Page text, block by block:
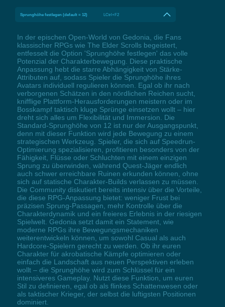
Sprunghöhe festlegen (default = 12) LCtrl+F2
In der epischen Open-World von Gedonia, die Fans
klassischer RPGs wie The Elder Scrolls begeistert,
entfesselt die Option 'Sprunghöhe festlegen' das volle
Potenzial der Charakterbewegung. Diese praktische
Anpassung hebt die starre Abhängigkeit von Stärke-
Attributen auf, sodass Spieler die Sprunghöhe ihres
Avatars individuell regulieren können. Egal ob ihr nach
verborgenen Schätzen in den nördlichen Reichen sucht,
knifflige Plattform-Herausforderungen meistern oder im
Bosskampf taktisch kluge Sprünge einsetzen wollt – hier
dreht sich alles um Flexibilität und Immersion. Die
Standard-Sprunghöhe von 12 ist nur der Ausgangspunkt,
denn mit dieser Funktion wird jede Bewegung zu einem
strategischen Werkzeug. Spieler, die sich auf Speedrun-
Optimierung spezialisieren, profitieren besonders von der
Fähigkeit, Flüsse oder Schluchten mit einem einzigen
Sprung zu überwinden, während Quest-Jäger endlich
auch schwer erreichbare Ruinen erkunden können, ohne
sich auf statische Charakter-Builds verlassen zu müssen.
Die Community diskutiert bereits intensiv über die Vorteile,
die diese RPG-Anpassung bietet: weniger Frust bei
präzisen Sprung-Passagen, mehr Kontrolle über die
Charakterdynamik und ein freieres Erlebnis in der riesigen
Spielwelt. Gedonia setzt damit ein Statement, wie
moderne RPGs ihre Bewegungsmechaniken
weiterentwickeln können, um sowohl Casual als auch
Hardcore-Spielern gerecht zu werden. Ob ihr euren
Charakter für akrobatische Kämpfe optimieren oder
einfach die Landschaft aus neuen Perspektiven erleben
wollt – die Sprunghöhe wird zum Schlüssel für ein
intensiveres Gameplay. Nutzt diese Funktion, um euren
Stil zu definieren, egal ob als flinkes Schattenwesen oder
als taktischer Krieger, der selbst die luftigsten Positionen
dominiert.